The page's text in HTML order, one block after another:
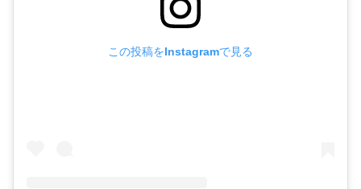
この投稿をInstagramで見る